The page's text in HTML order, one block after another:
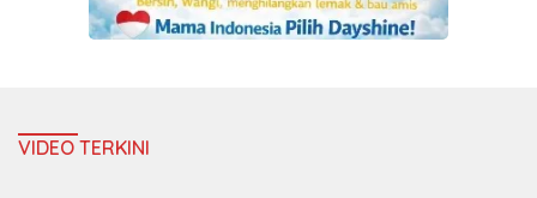
VIDEO TERKINI